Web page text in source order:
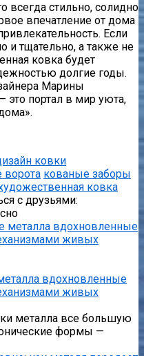
всегда стильно, солидно
впечатление от дома
Если
и тщательно, а также не
ковка будет
долгие годы.
Марины
это портал в мир уюта,
ковки
ворота кованые заборы
ковка
с друзьями:
вдохновленные
живых
металла все большую
формы —